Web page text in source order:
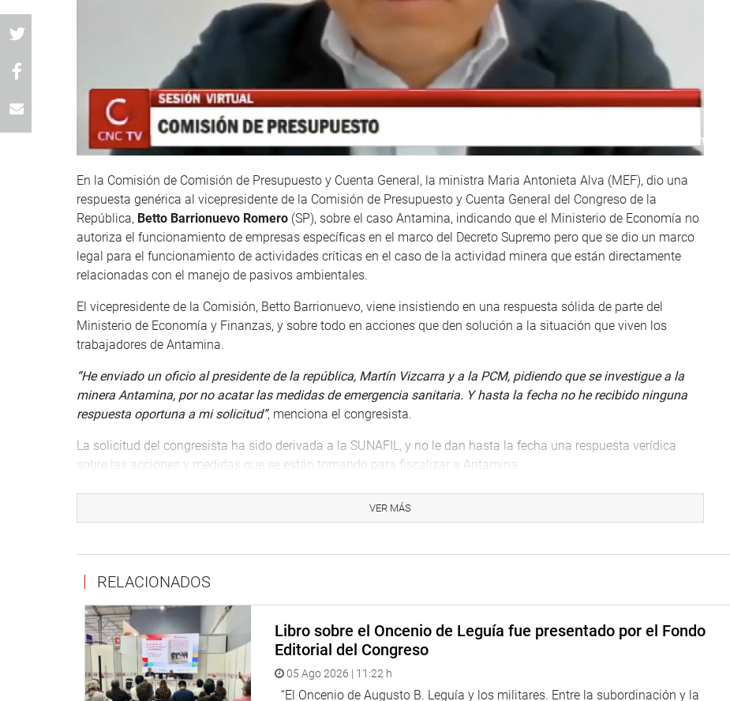
En la Comisión de Comisión de Presupuesto y Cuenta General, la ministra Maria Antonieta Alva (MEF), dio una
respuesta genérica al vicepresidente de la Comisión de Presupuesto y Cuenta General del Congreso de la
República, Betto Barrionuevo Romero (SP), sobre el caso Antamina, indicando que el Ministerio de Economía no
autoriza el funcionamiento de empresas específicas en el marco del Decreto Supremo pero que se dio un marco
legal para el funcionamiento de actividades críticas en el caso de la actividad minera que están directamente
relacionadas con el manejo de pasivos ambientales.
El vicepresidente de la Comisión, Betto Barrionuevo, viene insistiendo en una respuesta sólida de parte del
Ministerio de Economía y Finanzas, y sobre todo en acciones que den solución a la situación que viven los
trabajadores de Antamina.
“He enviado un oficio al presidente de la república, Martín Vizcarra y a la PCM, pidiendo que se investigue a la
minera Antamina, por no acatar las medidas de emergencia sanitaria. Y hasta la fecha no he recibido ninguna
respuesta oportuna a mi solicitud”, menciona el congresista.
La solicitud del congresista ha sido derivada a la SUNAFIL, y no le dan hasta la fecha una respuesta verídica
sobre las acciones y medidas que se están tomando para fiscalizar a Antamina.
El gobierno central no está fiscalizando el cumplimiento de las directivas sanitarias de atención y aislamiento
social en los campamentos mineros, hasta la fecha son 210 trabajadores con COVID-19 de la compañía minera
operando de manera irregular con la venia de las autoridades.
“El gobierno y las empresas mineras tienen que poner mayor atención a los trabajadores mineros, no se les
puede abandonar ni permitir que su salud corra riesgo”, puntualizó el congresista Betto Barrionuevo.
Lima, 12 de mayo de 2020
DESPACHO CONGRESAL
VER MÁS
RELACIONADOS
Libro sobre el Oncenio de Leguía fue presentado por el Fondo
Editorial del Congreso
05 Ago 2026 | 11:22 h
“El Oncenio de Augusto B. Leguía y los militares. Entre la subordinación y la